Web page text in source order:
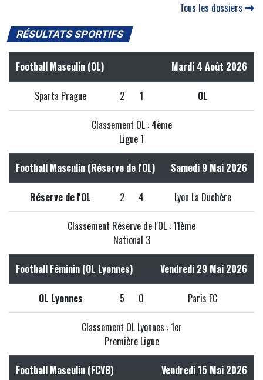
Tous les dossiers
RÉSULTATS SPORTIFS
Football Masculin (OL) Mardi 4 Août 2026
Sparta Prague 2 1 OL
Classement OL : 4ème
Ligue 1
Football Masculin (Réserve de l'OL) Samedi 9 Mai 2026
Réserve de l'OL 2 4 Lyon La Duchère
Classement Réserve de l'OL : 11ème
National 3
Football Féminin (OL Lyonnes) Vendredi 29 Mai 2026
OL Lyonnes 5 0 Paris FC
Classement OL Lyonnes : 1er
Première Ligue
Football Masculin (FCVB) Vendredi 15 Mai 2026